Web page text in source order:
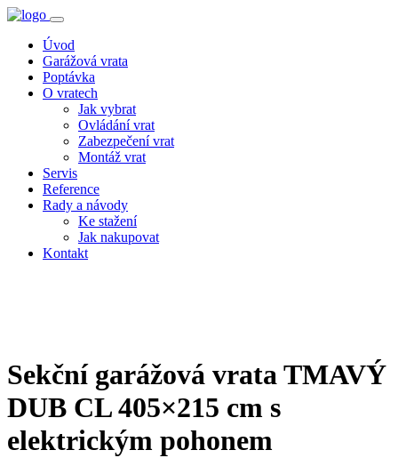
Úvod
Garážová vrata
Poptávka
O vratech
Jak vybrat
Ovládání vrat
Zabezpečení vrat
Montáž vrat
Servis
Reference
Rady a návody
Ke stažení
Jak nakupovat
Kontakt
Sekční garážová vrataTMAVÝ
DUB CL 405×215 cm s
elektrickým pohonem